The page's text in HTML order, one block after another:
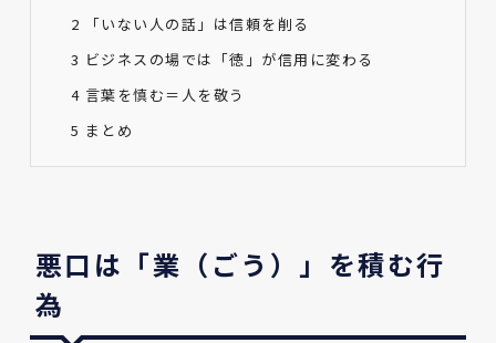
2 「いない人の話」は信頼を削る
3 ビジネスの場では「徳」が信用に変わる
4 言葉を慎む＝人を敬う
5 まとめ
悪口は「業（ごう）」を積む行
為